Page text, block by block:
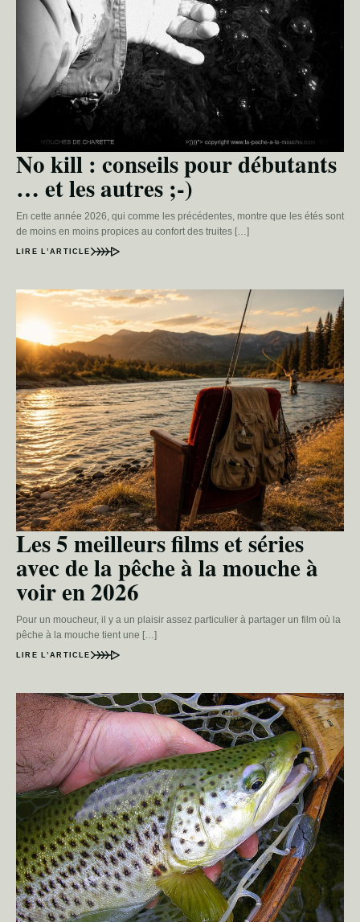
No kill : conseils pour débutants
… et les autres ;-)
En cette année 2026, qui comme les précédentes, montre que les étés sont
de moins en moins propices au confort des truites […]
LIRE L’ARTICLE
Les 5 meilleurs films et séries
avec de la pêche à la mouche à
voir en 2026
Pour un moucheur, il y a un plaisir assez particulier à partager un film où la
pêche à la mouche tient une […]
LIRE L’ARTICLE